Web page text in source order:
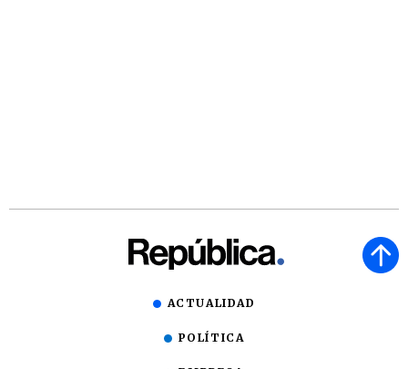
ACTUALIDAD
POLÍTICA